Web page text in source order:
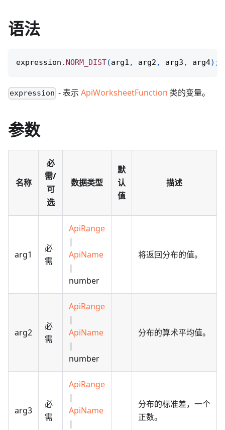
语法
expression . NORM_DIST(arg1 , arg2 , arg3 , arg4) ;
expression - 表示ApiWorksheetFunction 类的变量。
参数
名称
必
需/
可
选
数据类型
默
认
值
描述
arg1
必
需
ApiRange
|
ApiName
|
number
将返回分布的值。
arg2
必
需
ApiRange
|
ApiName
|
number
分布的算术平均值。
arg3
必
需
ApiRange
|
ApiName
|
分布的标准差，一个
正数。